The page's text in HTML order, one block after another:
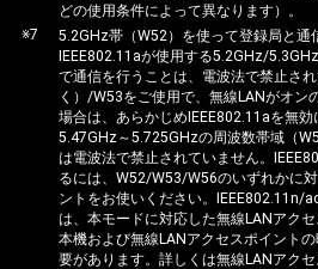
どの使用条件によって異なります）。
※7
5.2GHz帯（W52）を使って登録局と通
IEEE802.11aが使用する5.2GHz/
で通信を行うことは、電波法で禁止さ
く）/W53をご使用で、無線LANがオン
場合は、あらかじめIEEE802.11aを無効
5.47GHz～5.725GHzの周波数帯域（
は電波法で禁止されていません。
るには、W52/W53/W56のいずれかに
ントをお使いください。IEEE802.11n/
は、本モードに対応した無線LANアク
本機および無線LANアクセスポイント
要があります。詳しくは無線LANアク